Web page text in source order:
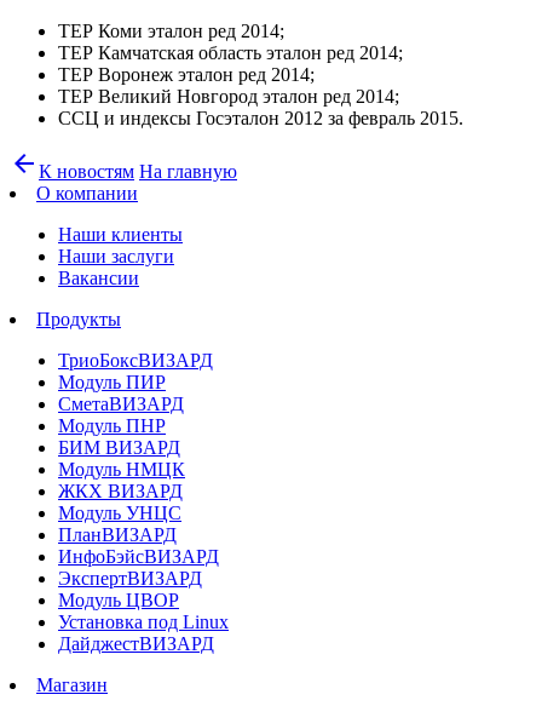
ТЕР Коми эталон ред 2014;
ТЕР Камчатская область эталон ред 2014;
ТЕР Воронеж эталон ред 2014;
ТЕР Великий Новгород эталон ред 2014;
ССЦ и индексы Госэталон 2012 за февраль 2015.
arrow_back К новостям На главную
О компании
Наши клиенты
Наши заслуги
Вакансии
Продукты
ТриоБоксВИЗАРД
Модуль ПИР
СметаВИЗАРД
Модуль ПНР
БИМ ВИЗАРД
Модуль НМЦК
ЖКХ ВИЗАРД
Модуль УНЦС
ПланВИЗАРД
ИнфоБэйсВИЗАРД
ЭкспертВИЗАРД
Модуль ЦВОР
Установка под Linux
ДайджестВИЗАРД
Магазин